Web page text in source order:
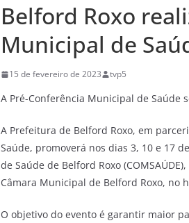
Belford Roxo
Municipal de
15 de fevereiro de 2023 tvp5
A Pré-Conferência Municipal de Saúde
A Prefeitura de Belford Roxo, em
Saúde, promoverá nos dias 3, 10 e 17
de Saúde de Belford Roxo
Câmara Municipal de Belford Roxo, no
O objetivo do evento é garantir maior